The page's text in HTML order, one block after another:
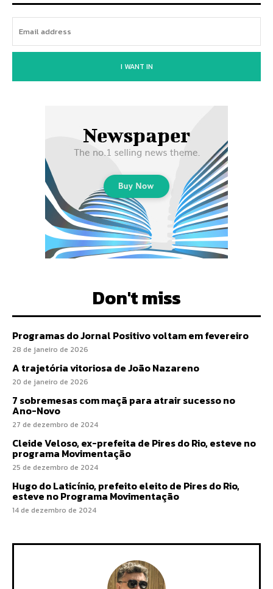
I WANT IN
Don't miss
Programas do Jornal Positivo voltam em fevereiro
28 de janeiro de 2026
A trajetória vitoriosa de João Nazareno
20 de janeiro de 2026
7 sobremesas com maçã para atrair sucesso no
Ano-Novo
27 de dezembro de 2024
Cleide Veloso, ex-prefeita de Pires do Rio, esteve no
programa Movimentação
25 de dezembro de 2024
Hugo do Laticínio, prefeito eleito de Pires do Rio,
esteve no Programa Movimentação
14 de dezembro de 2024